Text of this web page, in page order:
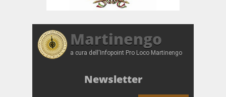
Martinengo
a cura dell'Infopoint Pro Loco Martinengo
Newsletter